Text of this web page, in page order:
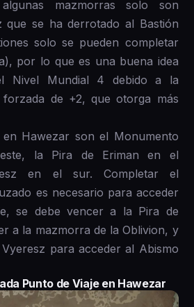
mazmorras solo son
que se ha derrotado al Bastión
solo se pueden completar
por lo que es una buena idea
Nivel Mundial 4 debido a la
de +2, que otorga más
en Hawezar son el Monumento
la Pira de Eriman en el
en el sur. Completar el
es necesario para acceder
se debe vencer a la Pira de
a la mazmorra de la Oblivion, y
para acceder al Abismo
Punto de Viaje en Hawezar